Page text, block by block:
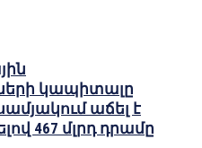
կապիտալը
աճել է
467 մլրդ դրամը